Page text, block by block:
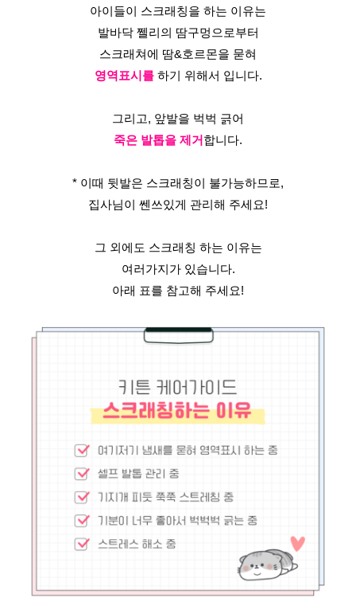
아이들이 스크래칭을 하는 이유는
발바닥 쩰리의 땀구멍으로부터
스크래쳐에 땀&호르몬을 묻혀
영역표시를 하기 위해서 입니다.
그리고, 앞발을 벅벅 긁어
죽은 발톱을 제거합니다.
* 이때 뒷발은 스크래칭이 불가능하므로,
집사님이 쎈쓰있게 관리해 주세요!
그 외에도 스크래칭 하는 이유는
여러가지가 있습니다.
아래 표를 참고해 주세요!